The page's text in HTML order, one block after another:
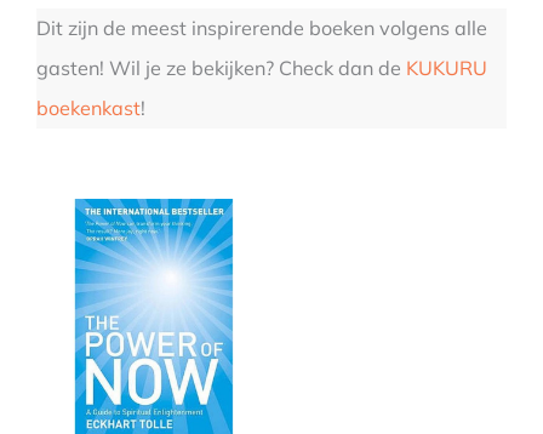
Dit zijn de meest inspirerende boeken volgens alle
gasten! Wil je ze bekijken? Check dan de KUKURU
boekenkast!